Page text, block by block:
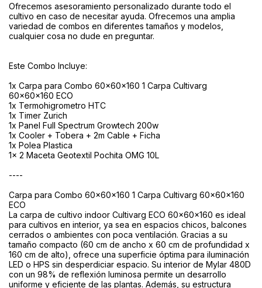
Ofrecemos asesoramiento personalizado durante todo el
cultivo en caso de necesitar ayuda. Ofrecemos una amplia
variedad de combos en diferentes tamaños y modelos,
cualquier cosa no dude en preguntar.
Este Combo Incluye:
1x Carpa para Combo 60x60x160 1 Carpa Cultivarg
60x60x160 ECO
1x Termohigrometro HTC
1x Timer Zurich
1x Panel Full Spectrum Growtech 200w
1x Cooler + Tobera + 2m Cable + Ficha
1x Polea Plastica
1x 2 Maceta Geotextil Pochita OMG 10L
----
Carpa para Combo 60x60x160 1 Carpa Cultivarg 60x60x160
ECO
La carpa de cultivo indoor Cultivarg ECO 60x60x160 es ideal
para cultivos en interior, ya sea en espacios chicos, balcones
cerrados o ambientes con poca ventilación. Gracias a su
tamaño compacto (60 cm de ancho x 60 cm de profundidad x
160 cm de alto), ofrece una superficie óptima para iluminación
LED o HPS sin desperdiciar espacio. Su interior de Mylar 480D
con un 98% de reflexión luminosa permite un desarrollo
uniforme y eficiente de las plantas. Además, su estructura